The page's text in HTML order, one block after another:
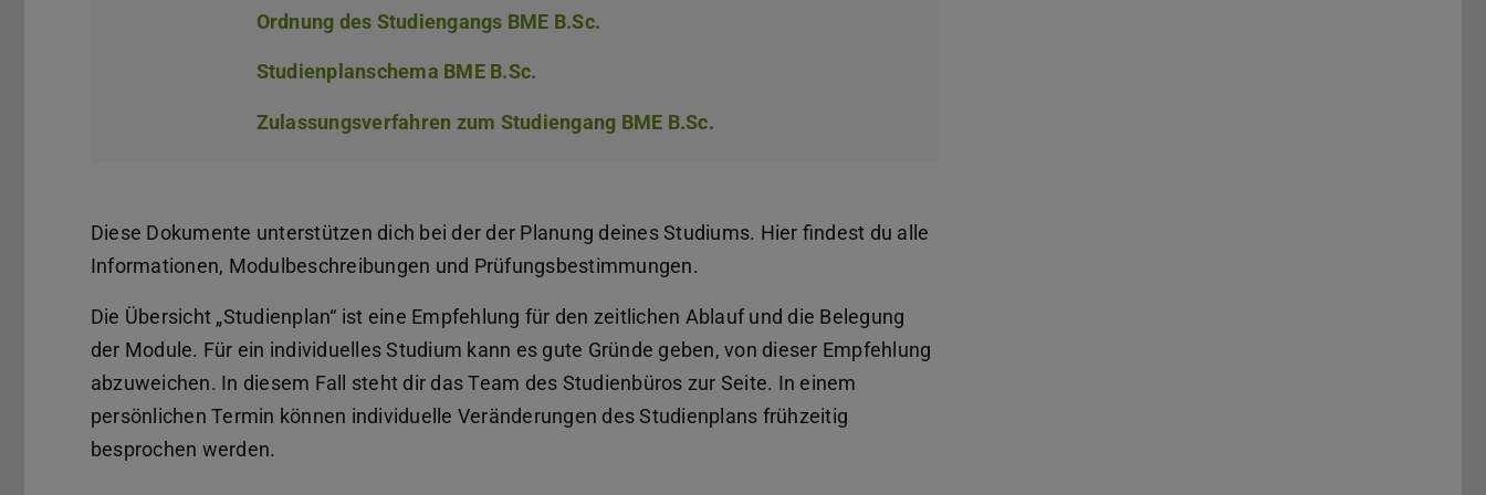
Ordnung des Studiengangs BME B.Sc.
Studienplanschema BME B.Sc.
Zulassungsverfahren zum Studiengang BME B.Sc.
Diese Dokumente unterstützen dich bei der der Planung deines Studiums. Hier findest du alle
Informationen, Modulbeschreibungen und Prüfungsbestimmungen.
Die Übersicht „Studienplan“ ist eine Empfehlung für den zeitlichen Ablauf und die Belegung
der Module. Für ein individuelles Studium kann es gute Gründe geben, von dieser Empfehlung
abzuweichen. In diesem Fall steht dir das Team des Studienbüros zur Seite. In einem
persönlichen Termin können individuelle Veränderungen des Studienplans frühzeitig
besprochen werden.